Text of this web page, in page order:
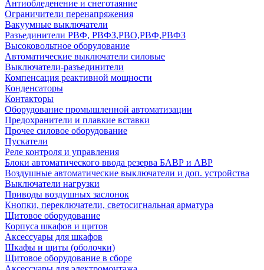
Антиобледенение и снеготаяние
Ограничители перенапряжения
Вакуумные выключатели
Разъединители РВФ, РВФЗ,РВО,РВФ,РВФЗ
Высоковольтное оборудование
Автоматические выключатели cиловые
Выключатели-разъединители
Компенсация реактивной мощности
Конденсаторы
Контакторы
Оборудование промышленной автоматизации
Предохранители и плавкие вставки
Прочее силовое оборудование
Пускатели
Реле контроля и управления
Блоки автоматического ввода резерва БАВР и АВР
Воздушные автоматические выключатели и доп. устройства
Выключатели нагрузки
Приводы воздушных заслонок
Кнопки, переключатели, светосигнальная арматура
Щитовое оборудование
Корпуса шкафов и щитов
Аксессуары для шкафов
Шкафы и щиты (оболочки)
Щитовое оборудование в сборе